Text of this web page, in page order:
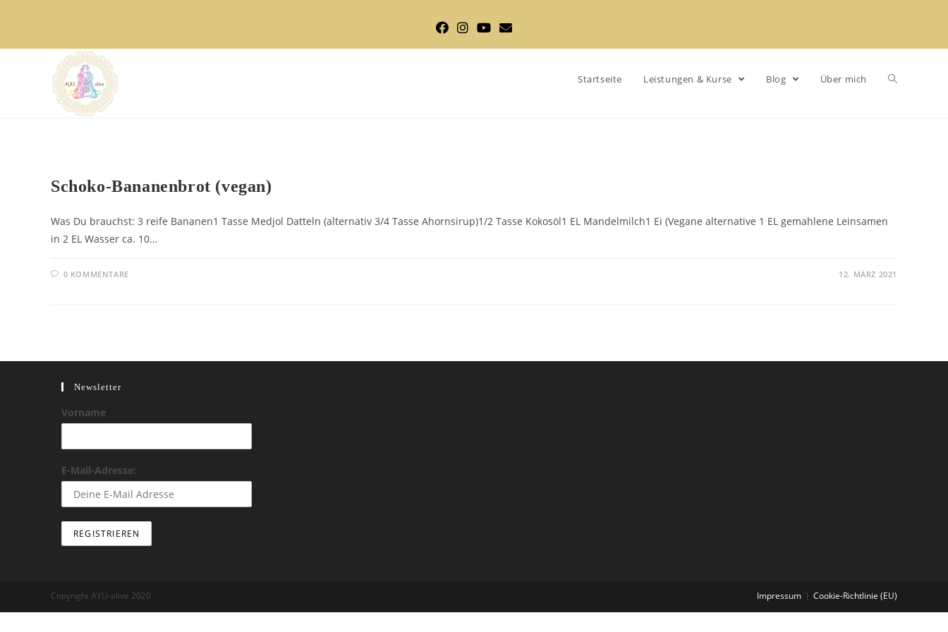
Startseite Leistungen & Kurse Blog Über mich
Schoko-Bananenbrot (vegan)
Was Du brauchst: 3 reife Bananen1 Tasse Medjol Datteln (alternativ 3/4 Tasse Ahornsirup)1/2 Tasse Kokosöl1 EL Mandelmilch1 Ei (Vegane alternative 1 EL gemahlene Leinsamen
in 2 EL Wasser ca. 10…
0 KOMMENTARE 12. MÄRZ 2021
Newsletter
Vorname
E-Mail-Adresse:
Impressum Cookie-Richtlinie (EU)
Copyright AYU-alive 2020